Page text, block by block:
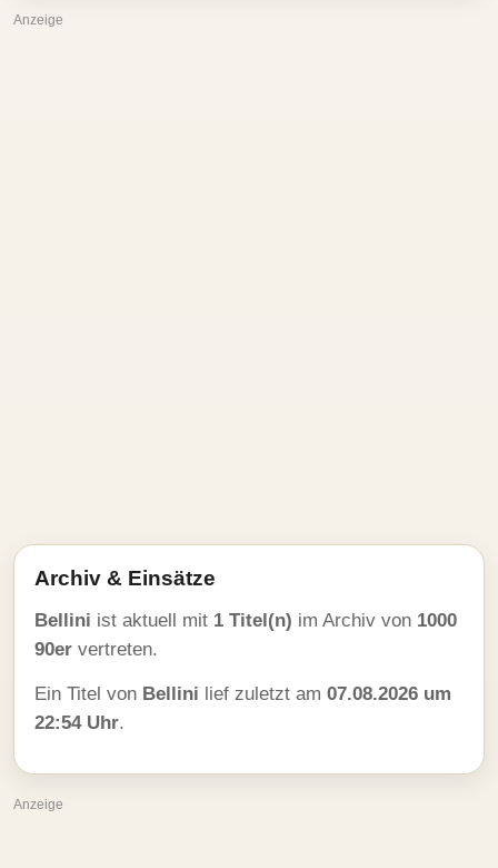
Anzeige
Archiv & Einsätze
Bellini ist aktuell mit 1 Titel(n) im Archiv von 1000
90er vertreten.
Ein Titel von Bellini lief zuletzt am 07.08.2026 um
22:54 Uhr.
Anzeige